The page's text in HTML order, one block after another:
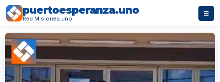
puertoesperanza.uno
Red Misiones.uno
☰